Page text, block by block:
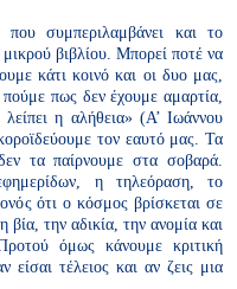
συμπεριλαμβάνει και το
βιβλίου. Μπορεί ποτέ να
κάτι κοινό και οι δυο μας,
πως δεν έχουμε αμαρτία,
η αλήθεια» (Α’ Ιωάννου
τον εαυτό μας. Τα
τα παίρνουμε στα σοβαρά.
η τηλεόραση, το
ότι ο κόσμος βρίσκεται σε
βία, την αδικία, την ανομία και
όμως κάνουμε κριτική
τέλειος και αν ζεις μια